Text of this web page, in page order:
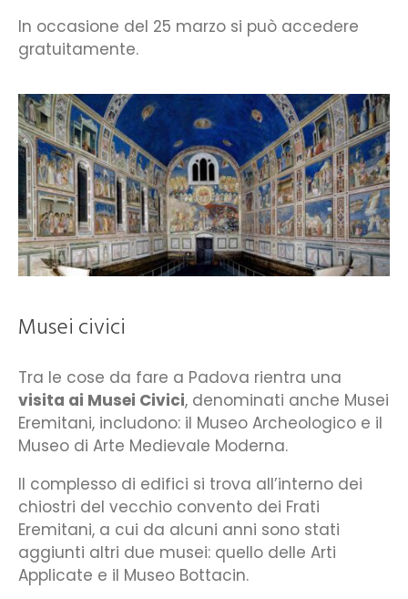
In occasione del 25 marzo si può accedere
gratuitamente.
Musei civici
Tra le cose da fare a Padova rientra una
visita ai Musei Civici, denominati anche Musei
Eremitani, includono: il Museo Archeologico e il
Museo di Arte Medievale Moderna.
Il complesso di edifici si trova all’interno dei
chiostri del vecchio convento dei Frati
Eremitani, a cui da alcuni anni sono stati
aggiunti altri due musei: quello delle Arti
Applicate e il Museo Bottacin.